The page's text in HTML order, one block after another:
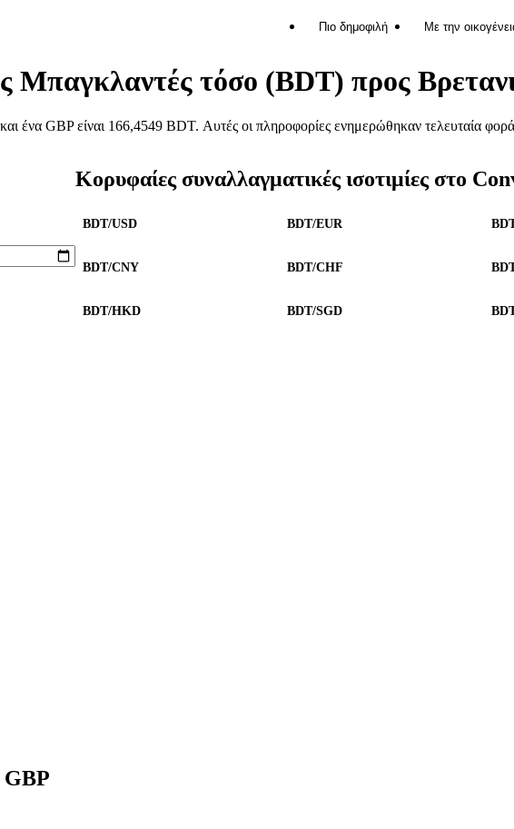
Πιο δημοφιλή Με την
Μπαγκλαντές τόσο (BDT) προς
ένα GBP είναι 166,4549 BDT. Αυτές οι πληροφορίες ενημερώθηκαν τελευταία
Κορυφαίες συναλλαγματικές ισοτιμίες στο
BDT/USD BDT/EUR
BDT/CNY BDT/CHF
BDT/HKD BDT/SGD
GBP